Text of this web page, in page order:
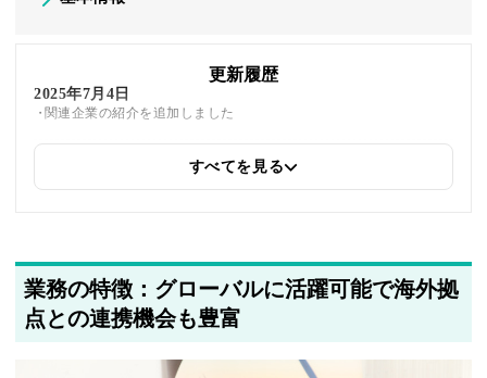
更新履歴
2025年7月4日
関連企業の紹介を追加しました
すべてを見る
業務の特徴：グローバルに活躍可能で海外拠
点との連携機会も豊富